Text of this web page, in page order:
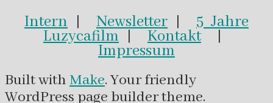
Intern Newsletter 5 Jahre
Luzycafilm Kontakt|
Impressum
Built with Make. Your friendly
WordPress page builder theme.